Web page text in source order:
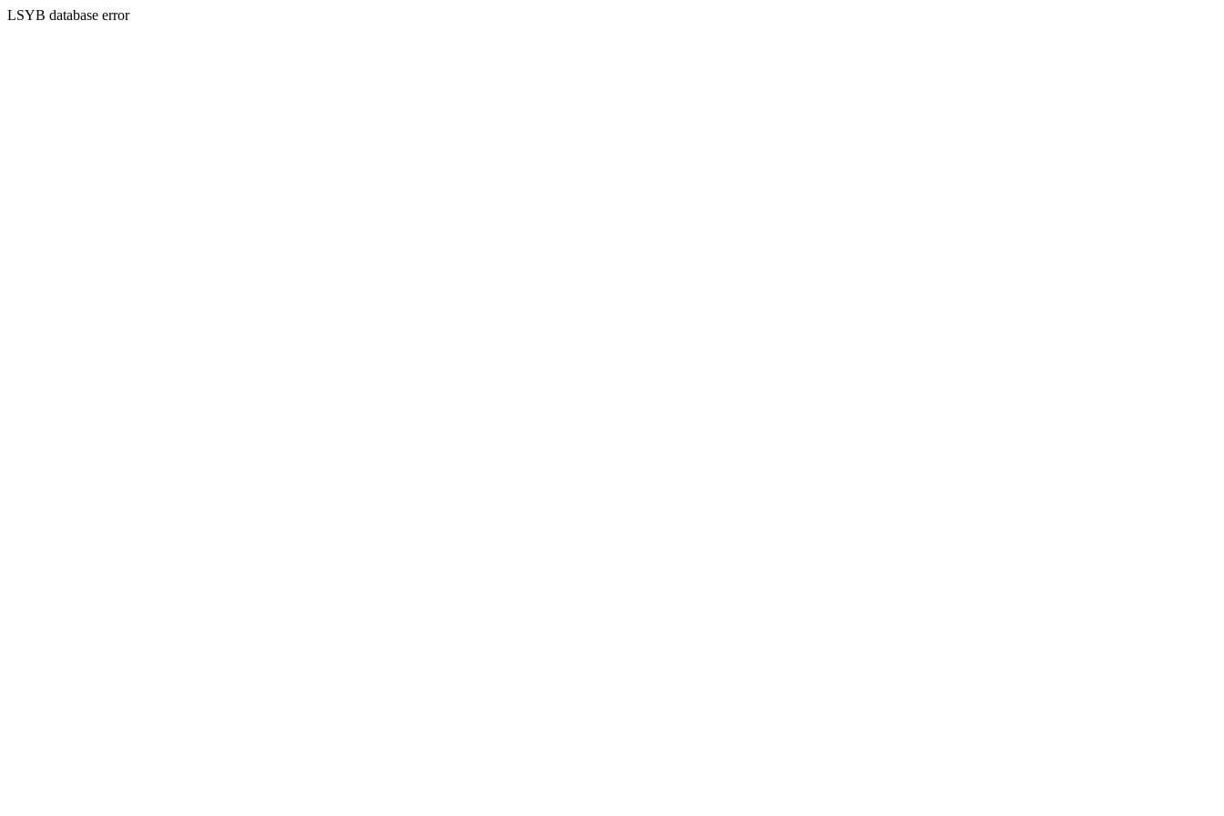
LSYB database error